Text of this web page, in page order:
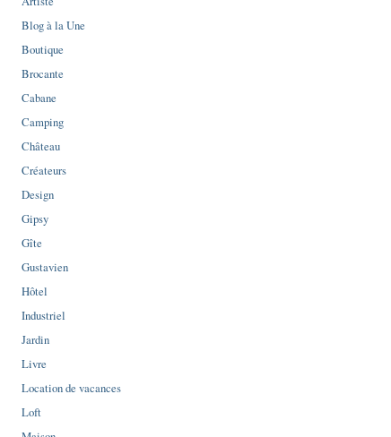
Blog à la Une
Boutique
Brocante
Cabane
Camping
Château
Créateurs
Design
Gipsy
Gîte
Gustavien
Hôtel
Industriel
Jardin
Livre
Location de vacances
Loft